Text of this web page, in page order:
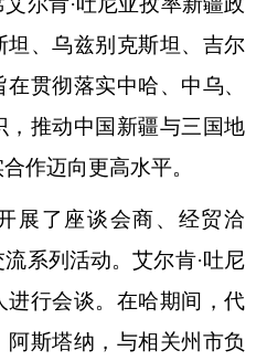
坦、乌兹别克斯坦、吉尔
贯彻落实中哈、中乌、
，推动中国新疆与三国地
作迈向更高水平。
展了座谈会商、经贸洽
系列活动。艾尔肯·吐尼
进行会谈。在哈期间，代
斯塔纳，与相关州市负